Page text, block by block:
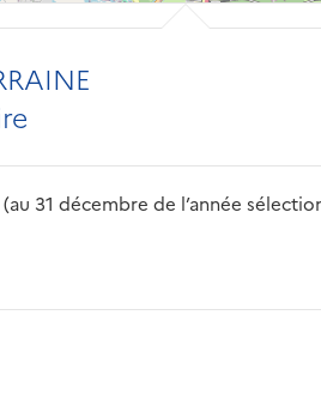
31 décembre de l’année